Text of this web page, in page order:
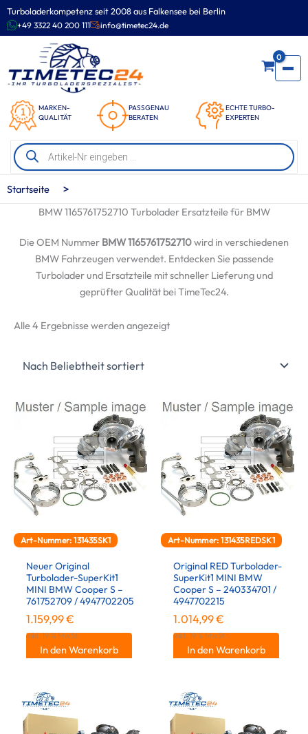
Turboladerkompetenz seit 2008 aus Falkensee bei Berlin
+49 3322 40 200 111 info@timetec24.de
MARKEN-
QUALITÄT
PASSGENAU
BERATEN
ECHTE TURBO-
EXPERTEN
0
Products
search
Zum
Inhalt
springen
Startseite >
BMW 1165761752710 Turbolader Ersatzteile für BMW
Die OEM Nummer BMW 1165761752710wird in verschiedenen
BMW Fahrzeugen verwendet. Entdecken Sie passende
Turbolader und Ersatzteile mit schneller Lieferung und
geprüfter Qualität bei TimeTec24.
Alle 4 Ergebnisse werden angezeigtNach
Art-Nummer: 131435SK1
Neuer Original
Turbolader-SuperKit1
MINI BMW Cooper S –
761752709 / 4947702205
1.159,99€
inkl. 19 % MwSt.
In den Warenkorb
Art-Nummer: 131435REDSK1
Original RED Turbolader-
SuperKit1 MINI BMW
Cooper S – 240334701 /
4947702215
1.014,99€
inkl. 19 % MwSt.
In den Warenkorb